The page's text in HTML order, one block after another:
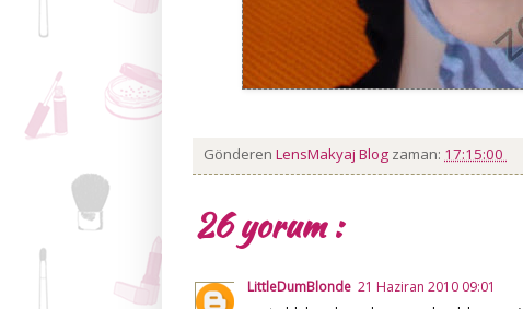
Gönderen LensMakyaj Blog zaman: 17:15:00
26 yorum :
LittleDumBlonde 21 Haziran 2010 09:01